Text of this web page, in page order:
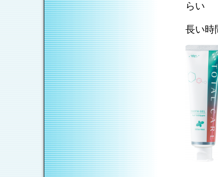
らい
長い時